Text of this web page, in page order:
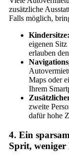
zusätzliche
Falls möglich,
Kindersitze:
eigenen
erlauben
Maps oder
Ihrem
zweite
dafür hohe
4. Ein
Sprit, weniger